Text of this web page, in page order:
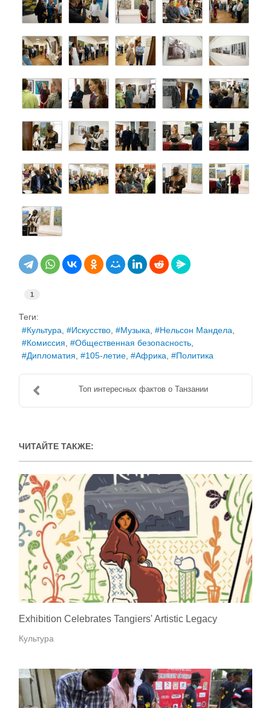
1
Теги:
Культура
Искусство Музыка
Нельсон Мандела
Комиссия
Общественная безопасность
Дипломатия
105-летие Африка Политика
Топ интересных фактов о Танзании
ЧИТАЙТЕ ТАКЖЕ:
Exhibition Celebrates Tangiers' Artistic Legacy
Культура